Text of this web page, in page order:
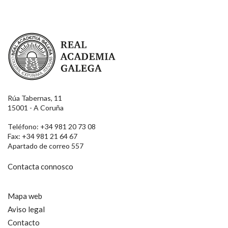
Real Academia Galega
Rúa Tabernas, 11
15001 - A Coruña
Teléfono: +34 981 20 73 08
Fax: +34 981 21 64 67
Apartado de correo 557
Contacta connosco
Mapa web
Aviso legal
Contacto